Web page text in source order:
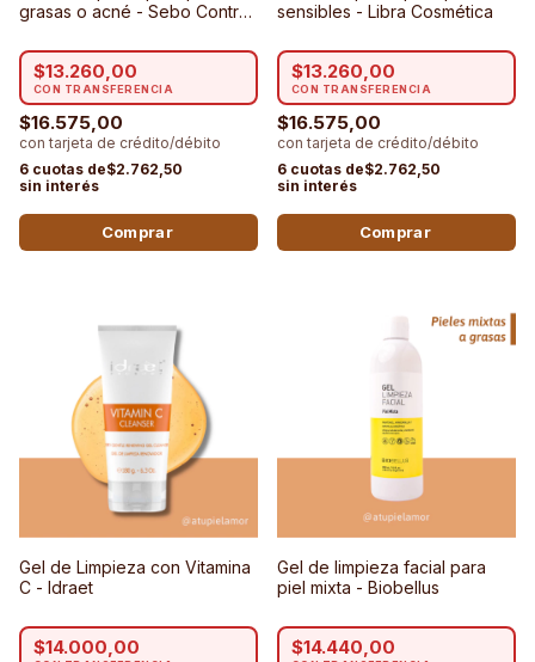
grasas o acné - Sebo Control
$16.575,00
$2.762,50
$13.260,00
sensibles - Libra Cosmética
$16.575,00
$2.762,50
$13.260,00
Gel de Limpieza con Vitamina
C - Idraet
$14.000,00
Gel de limpieza facial para
piel mixta - Biobellus
$14.440,00